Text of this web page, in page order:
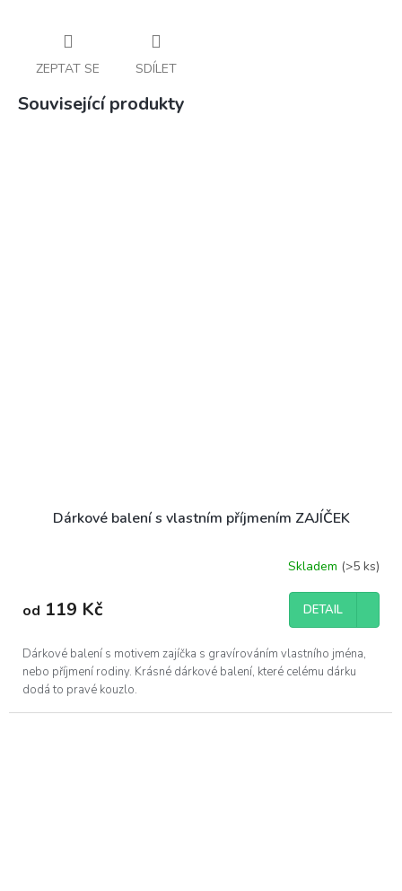
ZEPTAT SE SDÍLET
Související produkty
Dárkové balení s vlastním příjmením ZAJÍČEK
Skladem (>5 ks)
od 119 Kč DETAIL
Dárkové balení s motivem zajíčka s gravírováním vlastního jména,
nebo příjmení rodiny. Krásné dárkové balení, které celému dárku
dodá to pravé kouzlo.